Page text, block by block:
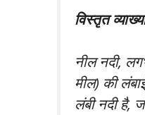
विस्तृत
नील नदी,
मील) की
लंबी नदी है,